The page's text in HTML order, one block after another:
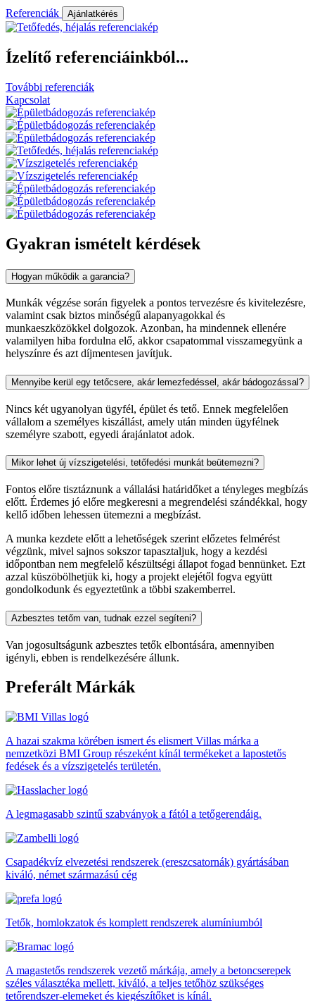
Referenciák Ajánlatkérés
Ízelítő referenciáinkból...
További referenciák
Kapcsolat
Gyakran ismételt kérdések
Hogyan működik a garancia?
Munkák végzése során figyelek a pontos tervezésre és kivitelezésre,
valamint csak biztos minőségű alapanyagokkal és
munkaeszközökkel dolgozok. Azonban, ha mindennek ellenére
valamilyen hiba fordulna elő, akkor csapatommal visszamegyünk a
helyszínre és azt díjmentesen javítjuk.
Mennyibe kerül egy tetőcsere, akár lemezfedéssel, akár bádogozással?
Nincs két ugyanolyan ügyfél, épület és tető. Ennek megfelelően
vállalom a személyes kiszállást, amely után minden ügyfélnek
személyre szabott, egyedi árajánlatot adok.
Mikor lehet új vízszigetelési, tetőfedési munkát beütemezni?
Fontos előre tisztáznunk a vállalási határidőket a tényleges megbízás
előtt. Érdemes jó előre megkeresni a megrendelési szándékkal, hogy
kellő időben lehessen ütemezni a megbízást.
A munka kezdete előtt a lehetőségek szerint előzetes felmérést
végzünk, mivel sajnos sokszor tapasztaljuk, hogy a kezdési
időpontban nem megfelelő készültségi állapot fogad bennünket. Ezt
azzal küszöbölhetjük ki, hogy a projekt elejétől fogva együtt
gondolkodunk és egyeztetünk a többi szakemberrel.
Azbesztes tetőm van, tudnak ezzel segíteni?
Van jogosultságunk azbesztes tetők elbontására, amennyiben
igényli, ebben is rendelkezésére állunk.
Preferált Márkák
A hazai szakma körében ismert és elismert Villas márka a
nemzetközi BMI Group részeként kínál termékeket a lapostetős
fedések és a vízszigetelés területén.
A legmagasabb szintű szabványok a fától a tetőgerendáig.
Csapadékvíz elvezetési rendszerek (ereszcsatornák) gyártásában
kiváló, német származású cég
Tetők, homlokzatok és komplett rendszerek alumíniumból
A magastetős rendszerek vezető márkája, amely a betoncserepek
széles választéka mellett, kiváló, a teljes tetőhöz szükséges
tetőrendszer-elemeket és kiegészítőket is kínál.